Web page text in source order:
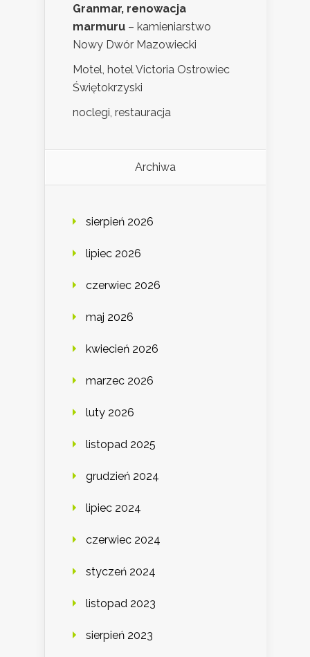
Granmar, renowacja
marmuru – kamieniarstwo
Nowy Dwór Mazowiecki
Motel, hotel Victoria Ostrowiec
Świętokrzyski
noclegi, restauracja
Archiwa
sierpień 2026
lipiec 2026
czerwiec 2026
maj 2026
kwiecień 2026
marzec 2026
luty 2026
listopad 2025
grudzień 2024
lipiec 2024
czerwiec 2024
styczeń 2024
listopad 2023
sierpień 2023